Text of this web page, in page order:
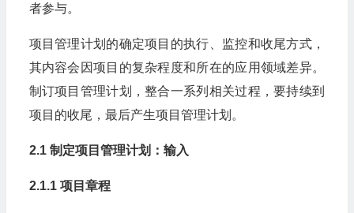
者参与。
项目管理计划的确定项目的执行、监控和收尾方式，
其内容会因项目的复杂程度和所在的应用领域差异。
制订项目管理计划，整合一系列相关过程，要持续到
项目的收尾，最后产生项目管理计划。
2.1 制定项目管理计划：输入
2.1.1 项目章程